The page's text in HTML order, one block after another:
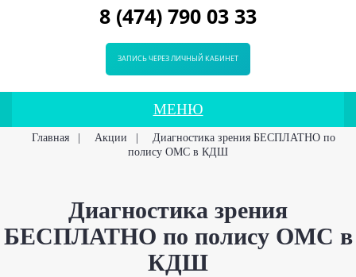
8 (474) 790 03 33
ЗАПИСЬ ЧЕРЕЗ ЛИЧНЫЙ КАБИНЕТ
МЕНЮ
Главная Акции
Диагностика зрения БЕСПЛАТНО по
полису ОМС в КДШ
Диагностика зрения
БЕСПЛАТНО по полису ОМС в
КДШ